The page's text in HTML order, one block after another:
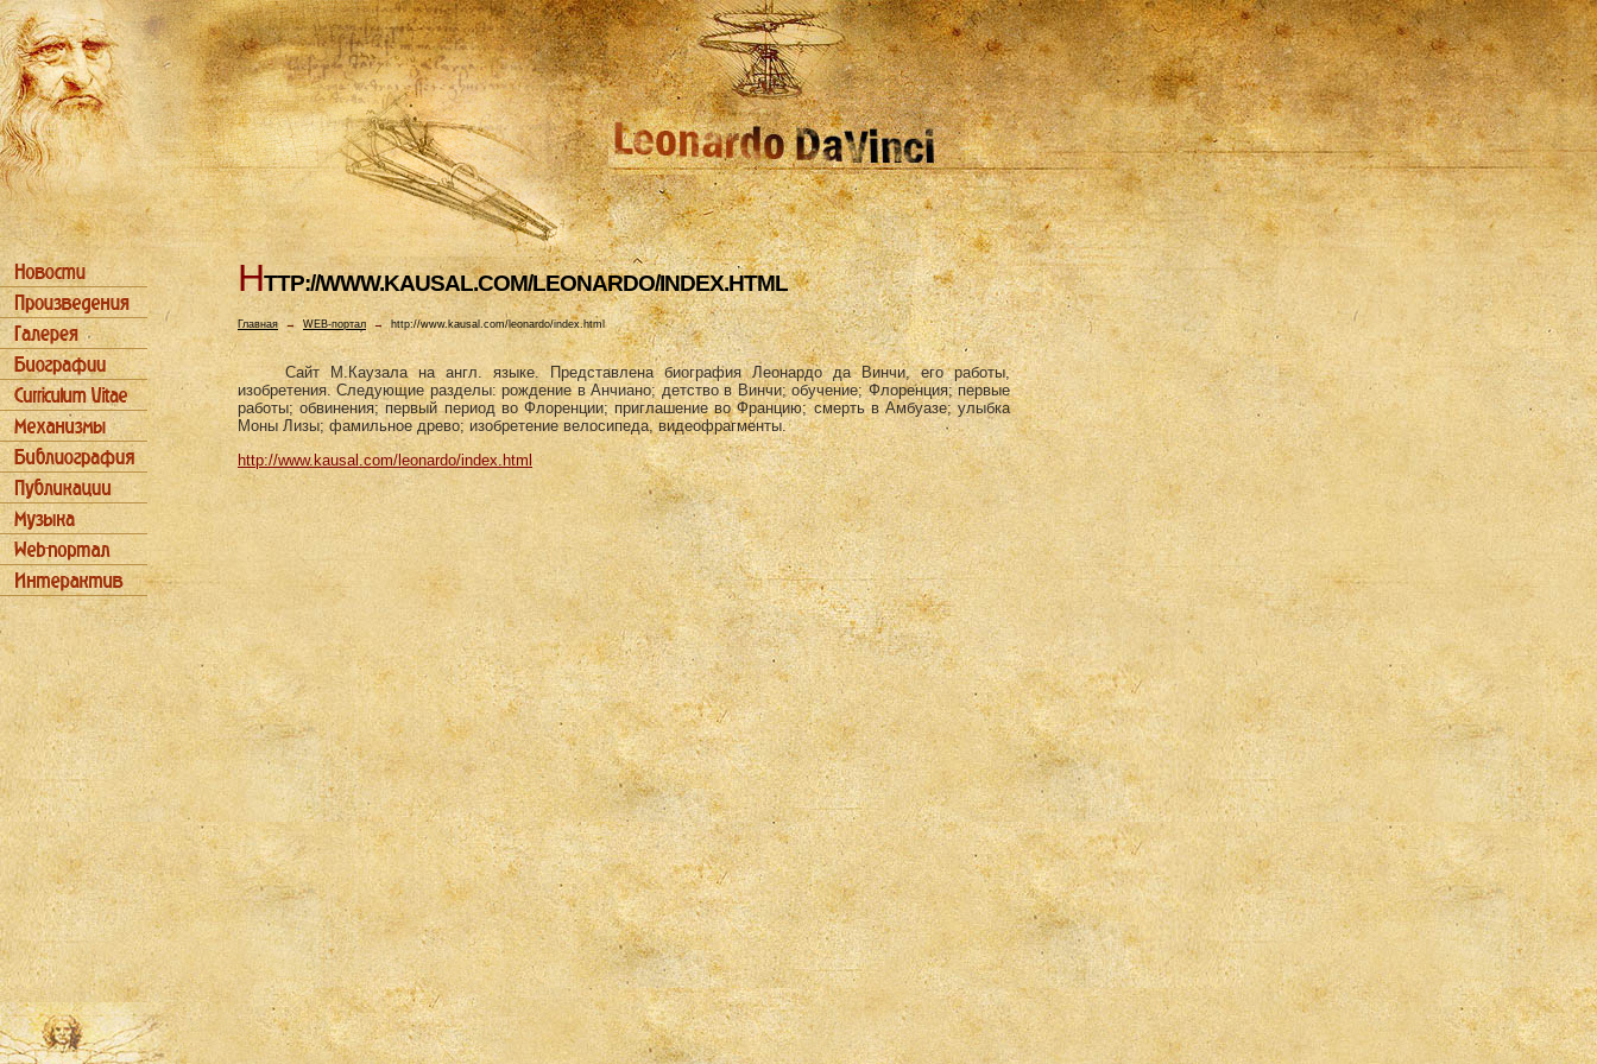
HTTP://WWW.KAUSAL.COM/LEONARDO/INDEX.HTML
Главная→ WEB-портал → http://www.kausal.com/leonardo/index.html
Сайт М.Каузала на англ. языке. Представлена биография Леонардо да Винчи, его работы,
изобретения. Следующие разделы: рождение в Анчиано; детство в Винчи; обучение; Флоренция; первые
работы; обвинения; первый период во Флоренции; приглашение во Францию; смерть в Амбуазе; улыбка
Моны Лизы; фамильное древо; изобретение велосипеда, видеофрагменты.
http://www.kausal.com/leonardo/index.html